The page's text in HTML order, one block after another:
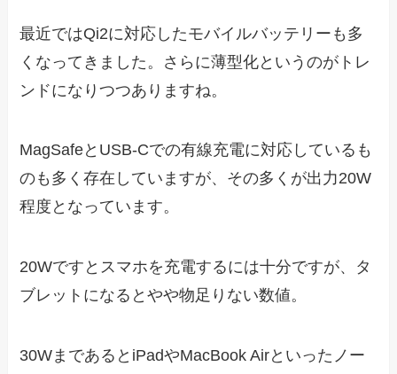
最近ではQi2に対応したモバイルバッテリーも多
くなってきました。さらに薄型化というのがトレ
ンドになりつつありますね。
MagSafeとUSB-Cでの有線充電に対応しているも
のも多く存在していますが、その多くが出力20W
程度となっています。
20Wですとスマホを充電するには十分ですが、タ
ブレットになるとやや物足りない数値。
30WまであるとiPadやMacBook Airといったノー